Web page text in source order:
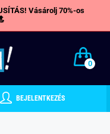
Vásárolj 70%-os
0
BEJELENTKEZÉS